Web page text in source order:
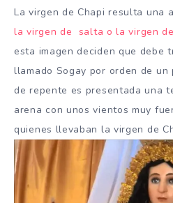
La virgen de Chapi resulta una
la virgen de salta o la virgen
esta imagen deciden que debe
llamado Sogay por orden de
de repente es presentada una
arena con unos vientos muy
quienes llevaban la virgen de